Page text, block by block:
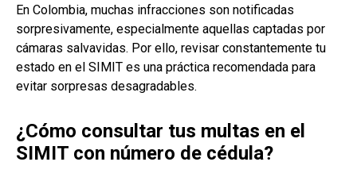
En Colombia, muchas infracciones son notificadas
sorpresivamente, especialmente aquellas captadas por
cámaras salvavidas. Por ello, revisar constantemente tu
estado en el SIMIT es una práctica recomendada para
evitar sorpresas desagradables.
¿Cómo consultar tus multas en el
SIMIT con número de cédula?